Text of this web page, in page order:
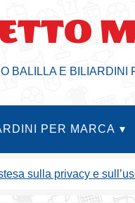
BALILLA E
PER MARCA
sulla privacy e